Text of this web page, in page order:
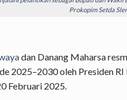
Prokopim Setda
dan Danang Maharsa
2025–2030 oleh Presiden
Februari 2025.